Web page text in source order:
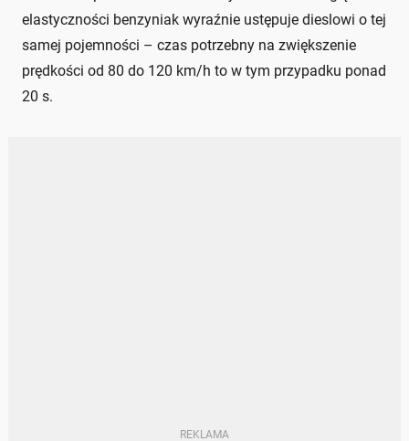
elastyczności benzyniak wyraźnie ustępuje dieslowi o tej
samej pojemności – czas potrzebny na zwiększenie
prędkości od 80 do 120 km/h to w tym przypadku ponad
20 s.